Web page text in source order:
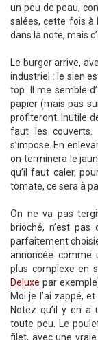
un peu de peau,
salées, cette fois à
dans la note, mais
Le burger arrive,
industriel : le sien
top. Il me semble
papier (mais pas
profiteront. Inutile
faut les couverts.
s’impose. En
on terminera le
qu’il faut caler,
tomate, ce sera à
On ne va pas
brioché, n’est
parfaitement
annoncée comme
plus complexe en
Deluxe par
Moi je l’ai zappé,
Notez qu’il y en a
toute peu. Le
filet, avec une